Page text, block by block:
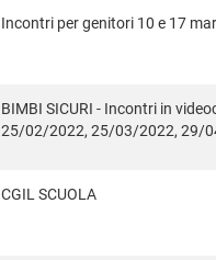
Incontri per genitori 10 e 17
BIMBI SICURI - Incontri in
25/02/2022, 25/03/2022, 29/
CGIL SCUOLA